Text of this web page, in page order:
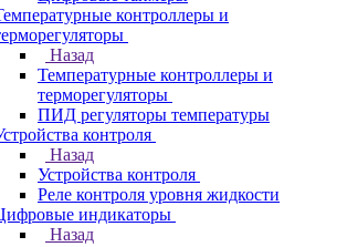
контроллеры и
Назад
Температурные контроллеры и
терморегуляторы
ПИД регуляторы температуры
контроля
Назад
Устройства контроля
Реле контроля уровня жидкости
индикаторы
Назад